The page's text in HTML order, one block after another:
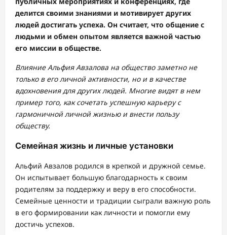
делится своими знаниями и мотивирует других
людей достигать успеха. Он считает, что общение с
людьми и обмен опытом является важной частью
его миссии в обществе.
Влияние Альфия Авзалова на общество заметно не
только в его личной активности, но и в качестве
вдохновения для других людей. Многие видят в нем
пример того, как сочетать успешную карьеру с
гармоничной личной жизнью и внести пользу
обществу.
Семейная жизнь и личные установки
Альфий Авзалов родился в крепкой и дружной семье.
Он испытывает большую благодарность к своим
родителям за поддержку и веру в его способности.
Семейные ценности и традиции сыграли важную роль
в его формировании как личности и помогли ему
достичь успехов.